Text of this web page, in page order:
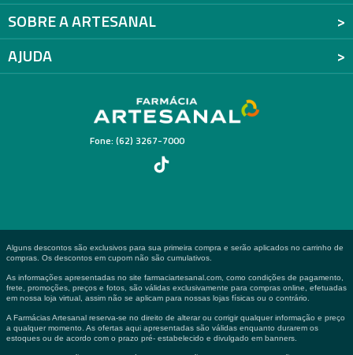
SOBRE A ARTESANAL
AJUDA
Fone: (62) 3267-7000
Alguns descontos são exclusivos para sua primeira compra e serão aplicados no carrinho de
compras. Os descontos em cupom não são cumulativos.
As informações apresentadas no site farmaciartesanal.com, como condições de pagamento,
frete, promoções, preços e fotos, são válidas exclusivamente para compras online, efetuadas
em nossa loja virtual, assim não se aplicam para nossas lojas físicas ou o contrário.
A Farmácias Artesanal reserva-se no direito de alterar ou corrigir qualquer informação e preço
a qualquer momento. As ofertas aqui apresentadas são válidas enquanto durarem os
estoques ou de acordo com o prazo pré- estabelecido e divulgado em banners.